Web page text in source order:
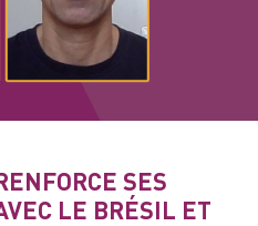
SES
LE BRÉSIL ET